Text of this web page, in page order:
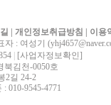
개인정보취급방침
이용
자 : 여성기
[사업자정보확인]
북김천-0050호
2길 24-2
: 010-9545-4771